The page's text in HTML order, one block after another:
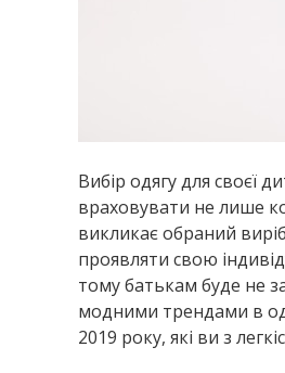
Вибір одягу для своєї
враховувати не лише
викликає обраний
проявляти свою
тому батькам буде не
модними трендами в
2019 року, які ви з